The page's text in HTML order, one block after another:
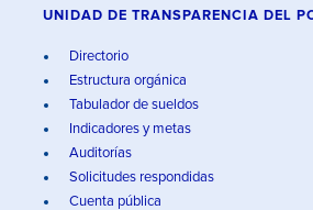
UNIDAD DE TRANSPARENCIA DEL
Directorio
Estructura orgánica
Tabulador de sueldos
Indicadores y metas
Auditorías
Solicitudes respondidas
Cuenta pública